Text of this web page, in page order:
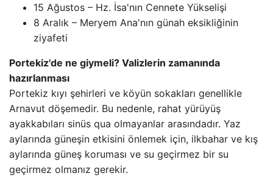
15 Ağustos – Hz. İsa'nın Cennete Yükselişi
8 Aralık – Meryem Ana'nın günah eksikliğinin
ziyafeti
Portekiz'de ne giymeli? Valizlerin zamanında
hazırlanması
Portekiz kıyı şehirleri ve köyün sokakları genellikle
Arnavut döşemedir. Bu nedenle, rahat yürüyüş
ayakkabıları sinüs qua olmayanlar arasındadır. Yaz
aylarında güneşin etkisini önlemek için, ilkbahar ve kış
aylarında güneş koruması ve su geçirmez bir su
geçirmez olmanız gerekir.